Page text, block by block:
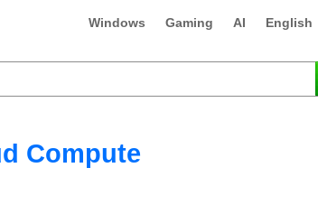
Windows Gaming AI English
Compute